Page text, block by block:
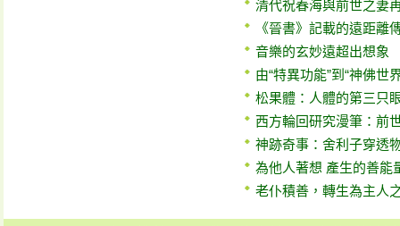
清代祝春海與前世之妻
《晉書》記載的遠距離
音樂的玄妙遠超出想象
由“特異功能”到“神佛世
松果體：人體的第三只
西方輪回研究漫筆：前
神跡奇事：舍利子穿透
為他人著想 產生的善能
老仆積善，轉生為主人